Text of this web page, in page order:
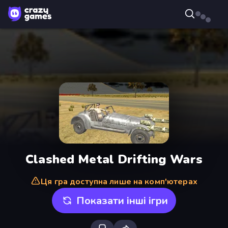
Clashed Metal Drifting Wars
Ця гра доступна лише на комп'ютерах
Показати інші ігри